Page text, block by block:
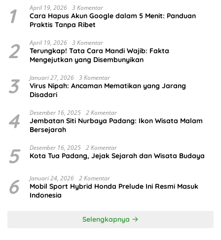
1 April 19, 2026 3 Komentar
Cara Hapus Akun Google dalam 5 Menit: Panduan
Praktis Tanpa Ribet
2 April 19, 2026 3 Komentar
Terungkap! Tata Cara Mandi Wajib: Fakta
Mengejutkan yang Disembunyikan
3 Januari 27, 2026 3 Komentar
Virus Nipah: Ancaman Mematikan yang Jarang
Disadari
4 Desember 16, 2025 2 Komentar
Jembatan Siti Nurbaya Padang: Ikon Wisata Malam
Bersejarah
5 Desember 16, 2025 2 Komentar
Kota Tua Padang, Jejak Sejarah dan Wisata Budaya
6 Januari 24, 2026 2 Komentar
Mobil Sport Hybrid Honda Prelude Ini Resmi Masuk
Indonesia
Selengkapnya